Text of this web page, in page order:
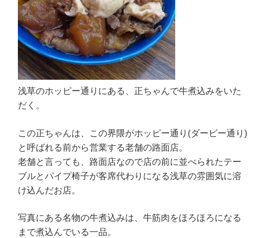
浅草のホッピー通りにある、正ちゃんで牛煮込みをいた
だく。
この正ちゃんは、この界隈がホッピー通り(ダービー通り)
と呼ばれる前から営業する老舗の路面店。
老舗と言っても、路面店なので店の前に並べられたテー
ブルとパイプ椅子が客席代わりになる浅草の雰囲気に溶
け込んだお店。
写真にある名物の牛煮込みは、牛筋肉をほろほろになる
まで煮込んでいる一品。